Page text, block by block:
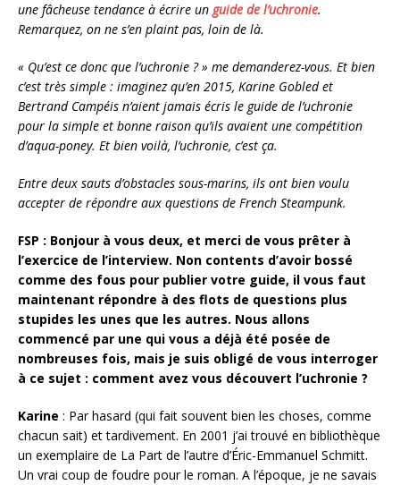
une fâcheuse tendance à écrire un guide de l’uchronie.
Remarquez, on ne s’en plaint pas, loin de là.
« Qu’est ce donc que l’uchronie ? » me demanderez-vous. Et bien
c’est très simple : imaginez qu’en 2015, Karine Gobled et
Bertrand Campéis n’aient jamais écris le guide de l’uchronie
pour la simple et bonne raison qu’ils avaient une compétition
d’aqua-poney. Et bien voilà, l’uchronie, c’est ça.
Entre deux sauts d’obstacles sous-marins, ils ont bien voulu
accepter de répondre aux questions de French Steampunk.
FSP : Bonjour à vous deux, et merci de vous prêter à
l’exercice de l’interview. Non contents d’avoir bossé
comme des fous pour publier votre guide, il vous faut
maintenant répondre à des flots de questions plus
stupides les unes que les autres. Nous allons
commencé par une qui vous a déjà été posée de
nombreuses fois, mais je suis obligé de vous interroger
à ce sujet : comment avez vous découvert l’uchronie ?
Karine : Par hasard (qui fait souvent bien les choses, comme
chacun sait) et tardivement. En 2001 j’ai trouvé en bibliothèque
un exemplaire de La Part de l’autre d’Éric-Emmanuel Schmitt.
Un vrai coup de foudre pour le roman. A l’époque, je ne savais